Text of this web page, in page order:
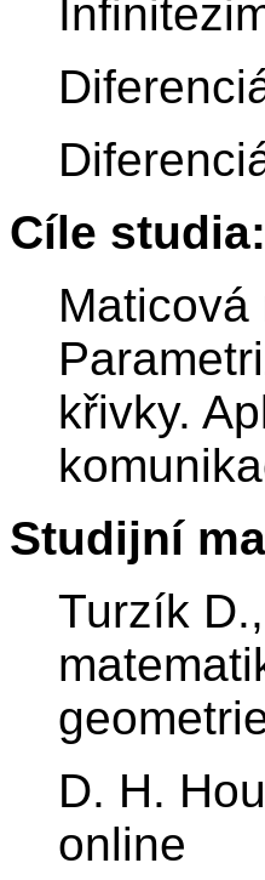
Cíle studia:
křivky.
Studijní
Turzík
D. H.
online